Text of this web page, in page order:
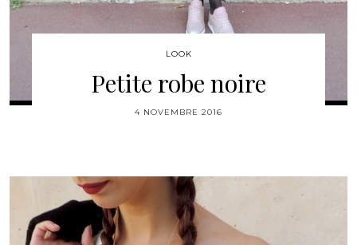
LOOK
Petite robe noire
4 NOVEMBRE 2016